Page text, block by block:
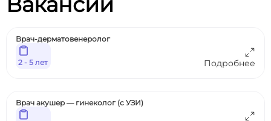
Врач-дерматовенеролог
Подробнее
2 - 5 лет
Врач акушер — гинеколог (с УЗИ)